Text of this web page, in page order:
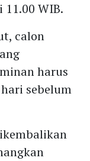
WIB.
calon
harus
sebelum